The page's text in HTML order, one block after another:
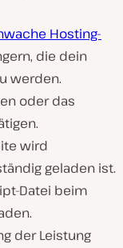
Hosting-
die dein
werden.
oder das
wird
geladen ist.
Datei beim
der Leistung